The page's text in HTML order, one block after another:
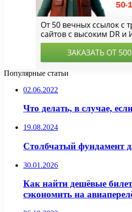
Популярные статьи
02.06.2022
Что делать, в случае,
19.08.2024
Столбчатый фундамент
30.01.2026
Как найти дешёвые
сэкономить на